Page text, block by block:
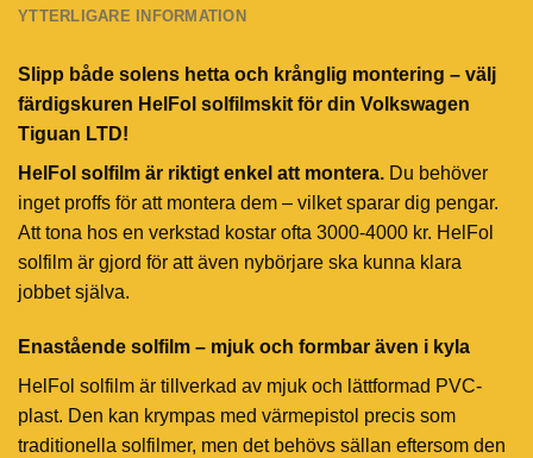
YTTERLIGARE INFORMATION
Slipp både solens hetta och krånglig montering – välj
färdigskuren HelFol solfilmskit för din Volkswagen
Tiguan LTD!
HelFol solfilm är riktigt enkel att montera. Du behöver
inget proffs för att montera dem – vilket sparar dig pengar.
Att tona hos en verkstad kostar ofta 3000-4000 kr. HelFol
solfilm är gjord för att även nybörjare ska kunna klara
jobbet själva.
Enastående solfilm – mjuk och formbar även i kyla
HelFol solfilm är tillverkad av mjuk och lättformad PVC-
plast. Den kan krympas med värmepistol precis som
traditionella solfilmer, men det behövs sällan eftersom den